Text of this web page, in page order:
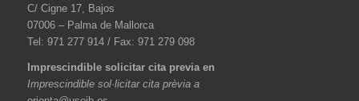
C/ Cigne 17, Bajos
07006 – Palma de Mallorca
Tel: 971 277 914 / Fax: 971 279 098
Imprescindible solicitar cita previa en
Imprescindible sol·licitar cita prèvia a